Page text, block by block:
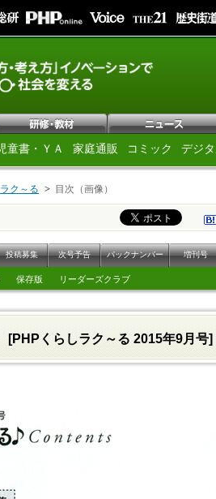
童書・ＹＡ 家庭通販 コミック デジ
ク～る 目次（画像）
投稿募集 次号予告 バックナンバー 増刊号
保存版 リーダーズクラブ
[PHPくらしラク～る 2015年9月号]